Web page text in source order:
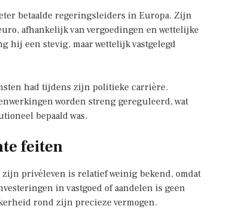
betaalde regeringsleiders in Europa. Zijn
afhankelijk van vergoedingen en wettelijke
een stevig, maar wettelijk vastgelegd
had tijdens zijn politieke carrière.
worden streng gereguleerd, wat
bepaald was.
feiten
privéleven is relatief weinig bekend, omdat
in vastgoed of aandelen is geen
rond zijn precieze vermogen.